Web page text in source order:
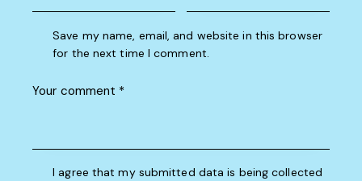
Save my name, email, and website in this browser
for the next time I comment.
I agree that my submitted data is being collected